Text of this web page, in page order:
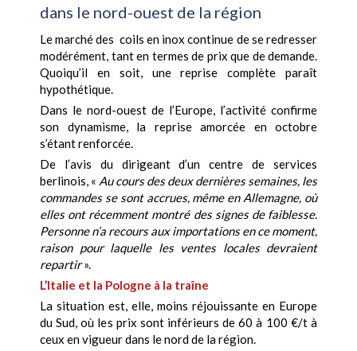
dans le nord-ouest de la région
Le marché des coils en inox continue de se redresser
modérément, tant en termes de prix que de demande.
Quoiqu’il en soit, une reprise complète paraît
hypothétique.
Dans le nord-ouest de l’Europe, l’activité confirme
son dynamisme, la reprise amorcée en octobre
s’étant renforcée.
De l’avis du dirigeant d’un centre de services
berlinois, « Au cours des deux dernières semaines, les
commandes se sont accrues, même en Allemagne, où
elles ont récemment montré des signes de faiblesse.
Personne n’a recours aux importations en ce moment,
raison pour laquelle les ventes locales devraient
repartir».
L’Italie et la Pologne à la traîne
La situation est, elle, moins réjouissante en Europe
du Sud, où les prix sont inférieurs de 60 à 100 €/t à
ceux en vigueur dans le nord de la région.